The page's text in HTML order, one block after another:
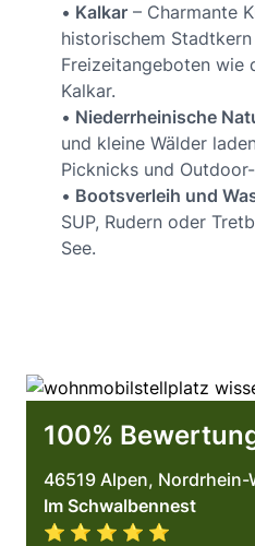
• Kalkar – Charmante
historischem Stadtkern
Freizeitangeboten wie
Kalkar.
• Niederrheinische
und kleine Wälder
Picknicks und
• Bootsverleih und
SUP, Rudern oder
See.
100%
46519 Alpen, Nordrhein-
Im Schwalbennest
⭐️ ⭐️ ⭐️ ⭐️ ⭐️